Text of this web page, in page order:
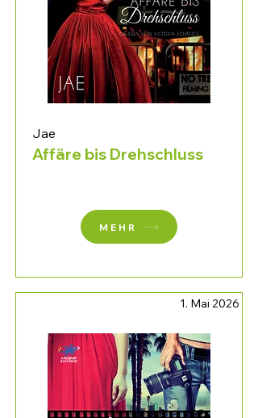
Jae
Affäre bis Drehschluss
MEHR
1. Mai 2026